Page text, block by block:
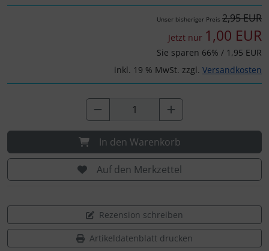
Unser bisheriger Preis 2,95 EUR
Jetzt nur 1,00 EUR
Sie sparen 66% / 1,95 EUR
inkl. 19 % MwSt. zzgl. Versandkosten
In den Warenkorb
Auf den Merkzettel
Rezension schreiben
Artikeldatenblatt drucken